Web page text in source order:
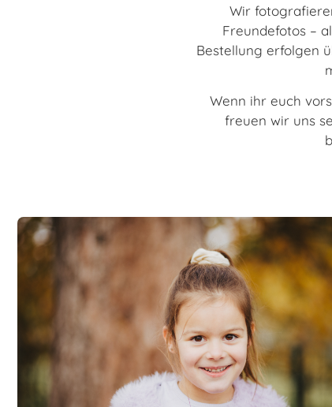
Wir
Freundefotos –
Bestellung erfolgen
Wenn ihr euch
freuen wir uns